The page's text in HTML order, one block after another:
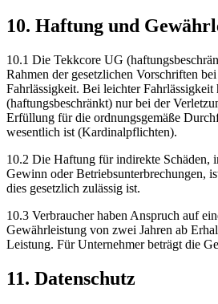
10. Haftung und
10.1 Die Tekkcore UG
Rahmen der gesetzlichen Vorschriften
Fahrlässigkeit. Bei leichter
(haftungsbeschränkt) nur bei der
Erfüllung für die ordnungsgemäße
wesentlich ist (Kardinalpflichten).
10.2 Die Haftung für indirekte Schäden,
Gewinn oder Betriebsunterbrechungen,
dies gesetzlich zulässig ist.
10.3 Verbraucher haben Anspruch auf
Gewährleistung von zwei Jahren ab
Leistung. Für Unternehmer beträgt die
11. Datenschutz